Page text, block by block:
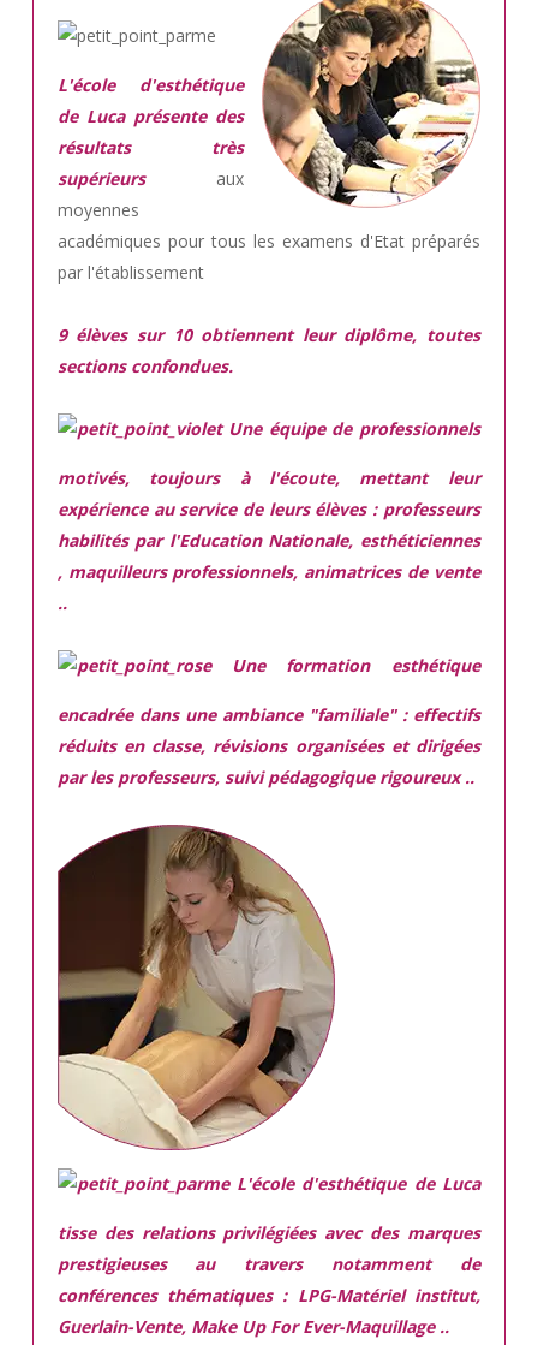
L'école d'esthétique
de Luca présente des
résultats très
supérieurs aux
moyennes
académiques pour tous les examens d'Etat préparés
par l'établissement
9 élèves sur 10 obtiennent leur diplôme, toutes
sections confondues.
Une équipe de professionnels
motivés,toujours à l'écoute, mettant leur
expérience au service de leurs élèves : professeurs
habilités par l'Education Nationale, esthéticiennes
, maquilleurs professionnels, animatrices de vente
..
Une formation esthétique
encadrée dans une ambiance "familiale" : effectifs
réduits en classe, révisions organisées et dirigées
par les professeurs, suivi pédagogique rigoureux ..
L'école d'esthétique de Luca
tisse des relations privilégiées avec des marques
prestigieuses au travers notamment de
conférences thématiques : LPG-Matériel institut,
Guerlain-Vente, Make Up For Ever-Maquillage ..